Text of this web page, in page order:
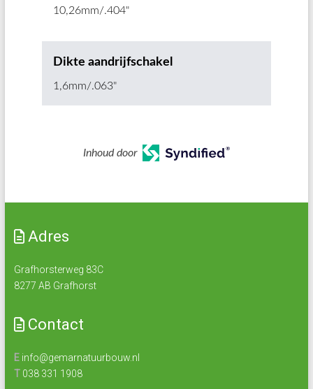
10,26mm/.404"
Dikte aandrijfschakel
1,6mm/.063"
Inhoud door
Adres
Grafhorsterweg 83C
8277 AB Grafhorst
Contact
E info@gemarnatuurbouw.nl
T 038 331 1908